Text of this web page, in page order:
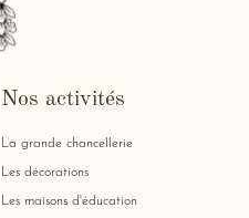
Nos activités
La grande chancellerie
Les décorations
Les maisons d'éducation